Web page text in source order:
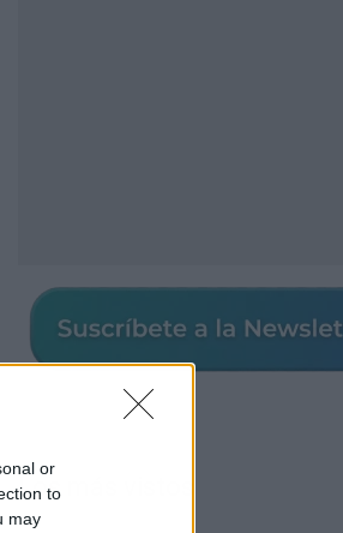
or
to
may
Los más vistos